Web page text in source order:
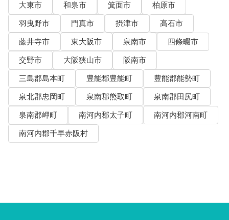
大東市
和泉市 箕面市
柏原市
羽曳野市
門真市 摂津市
高石市
藤井寺市
東大阪市 泉南市
四條畷市
交野市
大阪狭山市
阪南市
三島郡島本町
豊能郡豊能町
豊能郡能勢町
泉北郡忠岡町
泉南郡熊取町
泉南郡田尻町
泉南郡岬町
南河内郡太子町
南河内郡河南町
南河内郡千早赤阪村